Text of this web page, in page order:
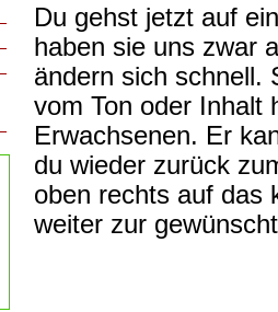
Du gehst jetzt auf
haben sie uns zwar
ändern sich schnell.
vom Ton oder Inhalt
Erwachsenen. Er
du wieder zurück
oben rechts auf das
weiter zur